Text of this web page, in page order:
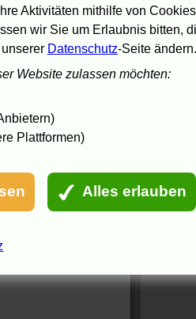
Aktivitäten mithilfe von
wir Sie um Erlaubnis bitten,
Datenschutz-Seite ändern.
Website zulassen möchten:
Plattformen)
Alles erlauben